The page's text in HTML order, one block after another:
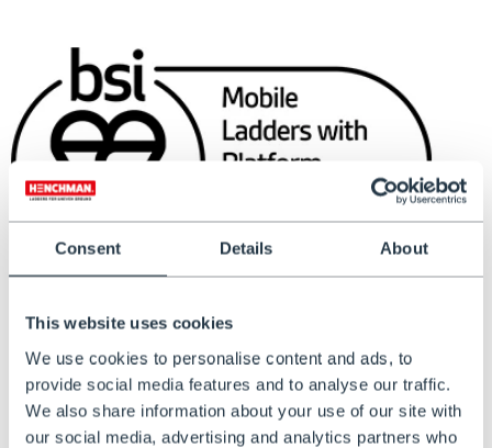
Consent Details About
This website uses cookies
We use cookies to personalise content and ads, to
provide social media features and to analyse our traffic.
We also share information about your use of our site with
our social media, advertising and analytics partners who
Standard professionale per tutti